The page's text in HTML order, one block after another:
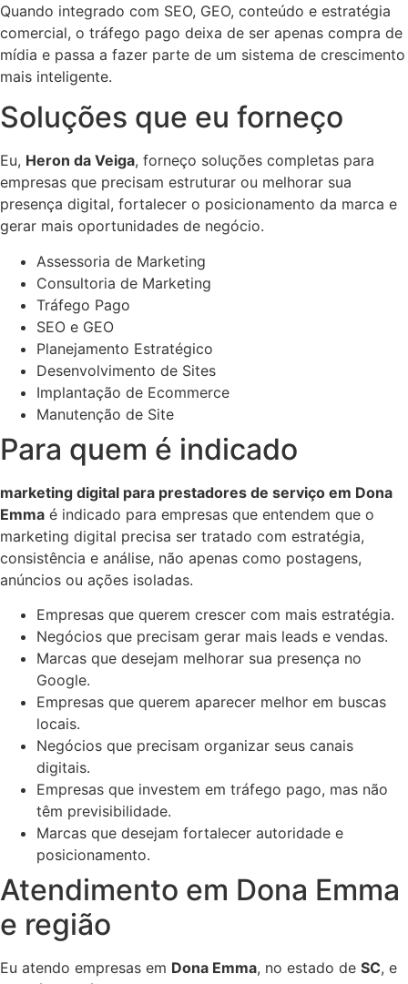
Quando integrado com SEO, GEO, conteúdo e estratégia
comercial, o tráfego pago deixa de ser apenas compra de
mídia e passa a fazer parte de um sistema de crescimento
mais inteligente.
Soluções que eu forneço
Eu, Heron da Veiga, forneço soluções completas para
empresas que precisam estruturar ou melhorar sua
presença digital, fortalecer o posicionamento da marca e
gerar mais oportunidades de negócio.
Assessoria de Marketing
Consultoria de Marketing
Tráfego Pago
SEO e GEO
Planejamento Estratégico
Desenvolvimento de Sites
Implantação de Ecommerce
Manutenção de Site
Para quem é indicado
marketing digital para prestadores de serviço em Dona
Emma é indicado para empresas que entendem que o
marketing digital precisa ser tratado com estratégia,
consistência e análise, não apenas como postagens,
anúncios ou ações isoladas.
Empresas que querem crescer com mais estratégia.
Negócios que precisam gerar mais leads e vendas.
Marcas que desejam melhorar sua presença no
Google.
Empresas que querem aparecer melhor em buscas
locais.
Negócios que precisam organizar seus canais
digitais.
Empresas que investem em tráfego pago, mas não
têm previsibilidade.
Marcas que desejam fortalecer autoridade e
posicionamento.
Atendimento em Dona Emma
e região
Eu atendo empresas em Dona Emma, no estado de SC, e